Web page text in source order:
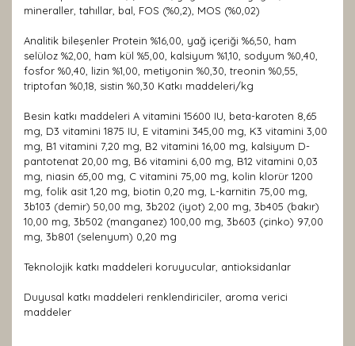
mineraller, tahıllar, bal, FOS (%0,2), MOS (%0,02)
Analitik bileşenler Protein %16,00, yağ içeriği %6,50, ham
selüloz %2,00, ham kül %5,00, kalsiyum %1,10, sodyum %0,40,
fosfor %0,40, lizin %1,00, metiyonin %0,30, treonin %0,55,
triptofan %0,18, sistin %0,30 Katkı maddeleri/kg
Besin katkı maddeleri A vitamini 15600 IU, beta-karoten 8,65
mg, D3 vitamini 1875 IU, E vitamini 345,00 mg, K3 vitamini 3,00
mg, B1 vitamini 7,20 mg, B2 vitamini 16,00 mg, kalsiyum D-
pantotenat 20,00 mg, B6 vitamini 6,00 mg, B12 vitamini 0,03
mg, niasin 65,00 mg, C vitamini 75,00 mg, kolin klorür 1200
mg, folik asit 1,20 mg, biotin 0,20 mg, L-karnitin 75,00 mg,
3b103 (demir) 50,00 mg, 3b202 (iyot) 2,00 mg, 3b405 (bakır)
10,00 mg, 3b502 (manganez) 100,00 mg, 3b603 (çinko) 97,00
mg, 3b801 (selenyum) 0,20 mg
Teknolojik katkı maddeleri koruyucular, antioksidanlar
Duyusal katkı maddeleri renklendiriciler, aroma verici
maddeler